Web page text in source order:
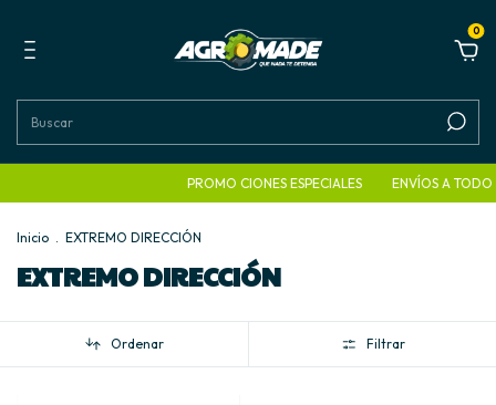
0
PROMO CIONES ESPECIALES ENVÍOS A TODO EL
Inicio . EXTREMO DIRECCIÓN
EXTREMO DIRECCIÓN
Ordenar Filtrar